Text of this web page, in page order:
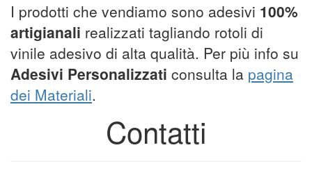
I prodotti che vendiamo sono adesivi 100%
artigianali realizzati tagliando rotoli di
vinile adesivo di alta qualità. Per più info su
Adesivi Personalizzati consulta la pagina
dei Materiali.
Contatti